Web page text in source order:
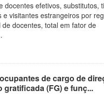
docentes efetivos, substitutos,
e visitantes estrangeiros por
de docentes, total em fator de
de cargo de
gratificada (FG) e funç...